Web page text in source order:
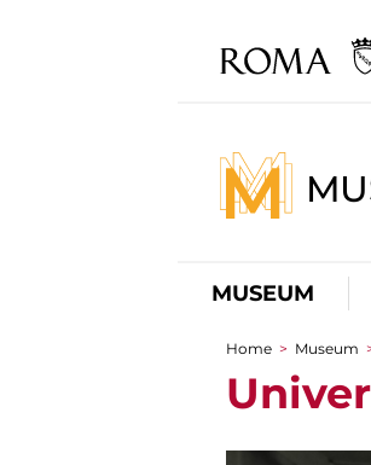
MUSEUM
You are
Home > Museum